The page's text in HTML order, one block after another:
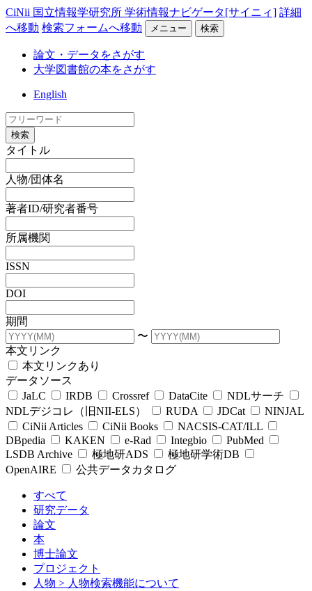
CiNii 国立情報学研究所 学術情報ナビゲータ[サイニィ] 詳細
へ移動 検索フォームへ移動 メニュー 検索
論文・データをさがす
大学図書館の本をさがす
English
検索
タイトル
人物/団体名
著者ID/研究者番号
所属機関
ISSN
DOI
期間
〜
本文リンク
本文リンクあり
データソース
JaLC
IRDB Crossref DataCite
NDLサーチ
NDLデジコレ（旧NII-ELS）
RUDA JDCat
NINJAL
CiNii Articles
CiNii Books
NACSIS-CAT/ILL
DBpedia
KAKEN e-Rad Integbio
PubMed
LSDB Archive
極地研ADS
極地研学術DB
OpenAIRE
公共データカタログ
すべて
研究データ
論文
本
博士論文
プロジェクト
人物 > 人物検索機能について